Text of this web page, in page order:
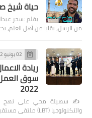
حياة شيخ
بقلم :سحر
من الرسل، بقايا من أهل
02 يونيو 2022
ريادة
سوق العمل
2022
والتكنولوجيا (LBT) ملتقى مستقبل سوق العمل (ملت…